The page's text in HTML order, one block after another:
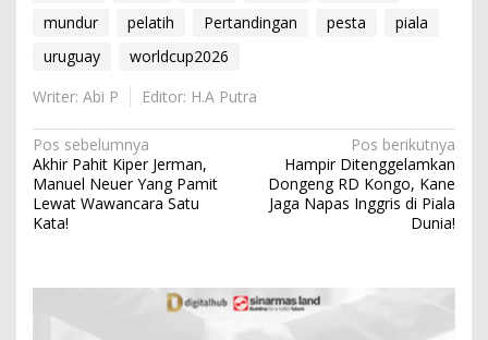
mundur
pelatih Pertandingan pesta
piala
uruguay
worldcup2026
Writer: Abi P
Editor: H.A Putra
N
a
v
i
Pos sebelumnya
Akhir Pahit Kiper Jerman,
Manuel Neuer Yang Pamit
Lewat Wawancara Satu
Kata!
Pos berikutnya
Hampir Ditenggelamkan
Dongeng RD Kongo, Kane
Jaga Napas Inggris di Piala
Dunia!